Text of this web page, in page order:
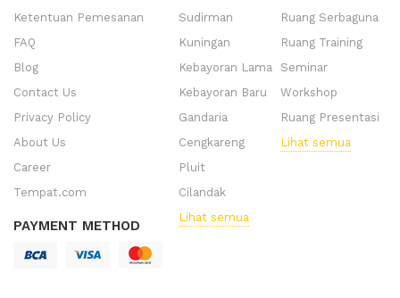
Ketentuan Pemesanan
FAQ
Blog
Contact Us
Privacy Policy
About Us
Career
Tempat.com
PAYMENT METHOD
Sudirman
Kuningan
Kebayoran Lama
Kebayoran Baru
Gandaria
Cengkareng
Pluit
Cilandak
Lihat semua
Ruang Serbaguna
Ruang Training
Seminar
Workshop
Ruang Presentasi
Lihat semua